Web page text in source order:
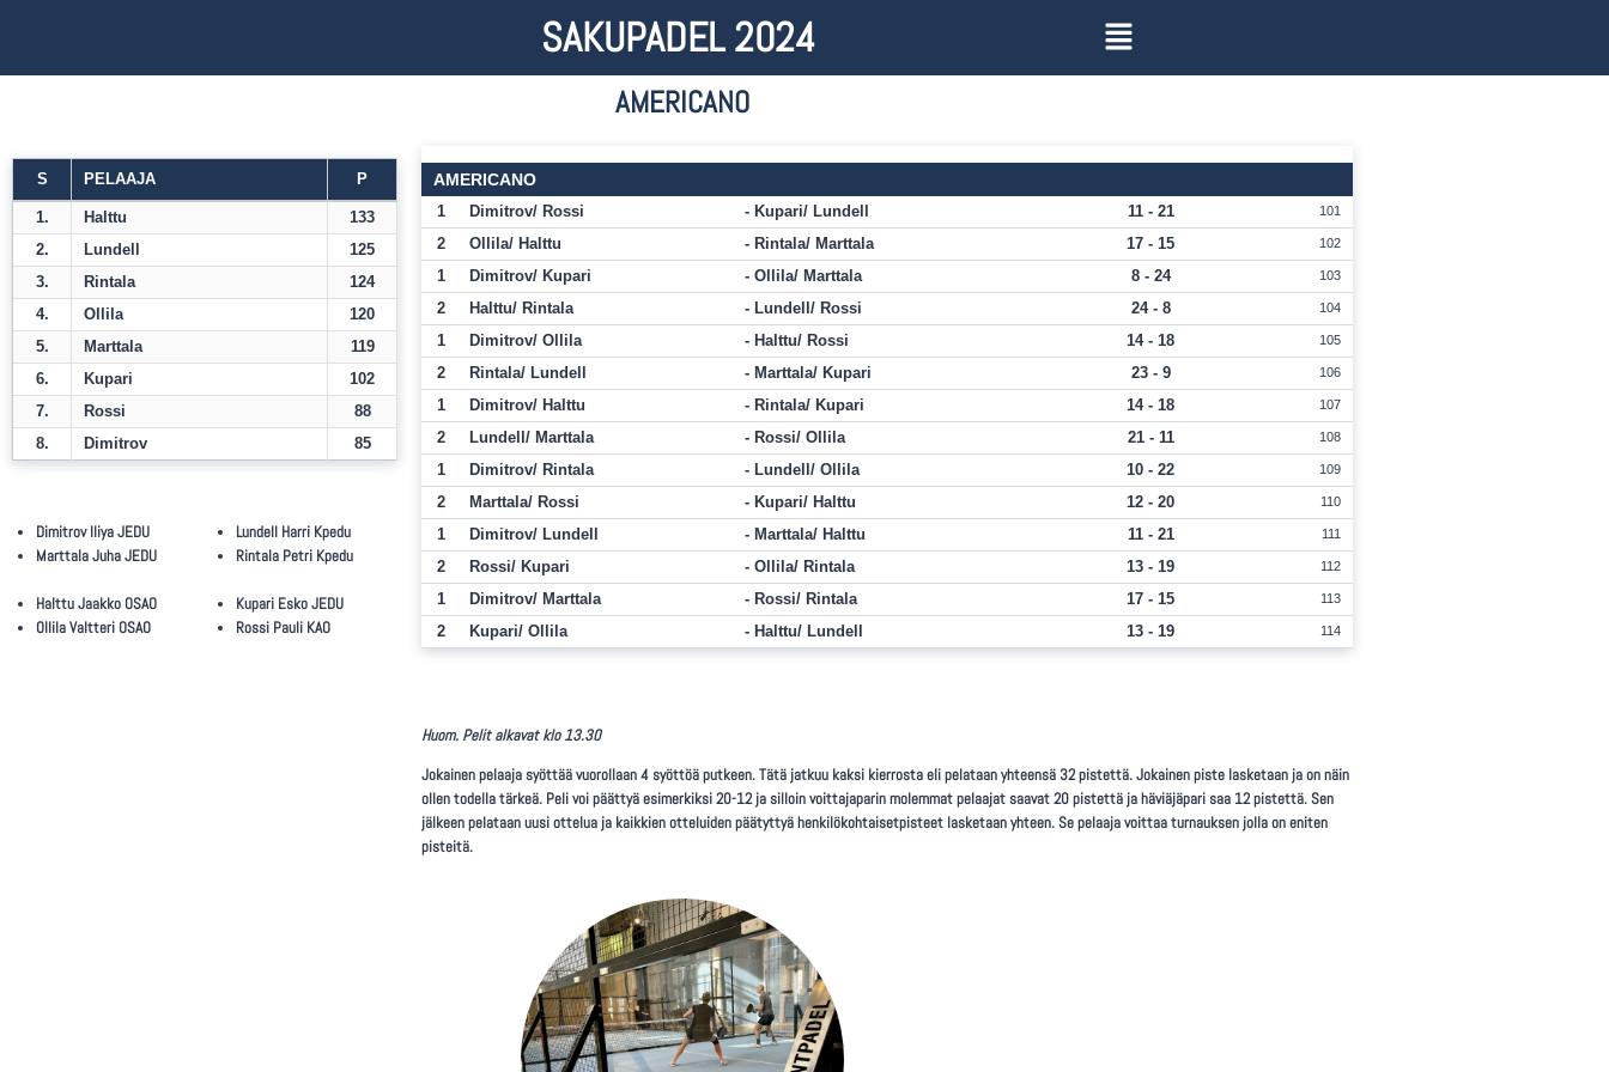
SAKUPADEL 2024
AMERICANO
S PELAAJA P
1. Halttu
133
2.
Lundell
125
3.
Rintala
124
4.
Ollila
120
5.
Marttala
119
6.
Kupari
102
7.
Rossi
88
8.
Dimitrov 85
Dimitrov Iliya JEDU
Marttala Juha JEDU
Halttu Jaakko OSAO
Ollila Valtteri OSAO
Lundell Harri Kpedu
Rintala Petri Kpedu
Kupari Esko JEDU
Rossi Pauli KAO
AMERICANO
1 Dimitrov/ Rossi Kupari/ Lundell 11 - 21 101
2 Ollila/ Halttu Rintala/ Marttala 17 - 15 102
1 Dimitrov/ Kupari Ollila/ Marttala 8 - 24 103
2 Halttu/ Rintala Lundell/ Rossi 24 - 8 104
1 Dimitrov/ Ollila Halttu/ Rossi 14 - 18 105
2 Rintala/ Lundell Marttala/ Kupari 23 - 9 106
1 Dimitrov/ Halttu Rintala/ Kupari 14 - 18 107
2 Lundell/ Marttala Rossi/ Ollila 21 - 11 108
1 Dimitrov/ Rintala Lundell/ Ollila 10 - 22 109
2 Marttala/ Rossi Kupari/ Halttu 12 - 20 110
1 Dimitrov/ Lundell Marttala/ Halttu 11 - 21 111
2 Rossi/ Kupari Ollila/ Rintala 13 - 19 112
1 Dimitrov/ Marttala Rossi/ Rintala 17 - 15 113
2 Kupari/ Ollila Halttu/ Lundell 13 - 19 114
Huom. Pelit alkavat klo 13.30
Jokainen pelaaja syöttää vuorollaan 4 syöttöä putkeen. Tätä jatkuu kaksi kierrosta eli pelataan yhteensä 32 pistettä. Jokainen piste lasketaan ja on näin
ollen todella tärkeä. Peli voi päättyä esimerkiksi 20-12 ja silloin voittajaparin molemmat pelaajat saavat 20 pistettä ja häviäjäpari saa 12 pistettä. Sen
jälkeen pelataan uusi ottelua ja kaikkien otteluiden päätyttyä henkilökohtaisetpisteet lasketaan yhteen. Se pelaaja voittaa turnauksen jolla on eniten
pisteitä.